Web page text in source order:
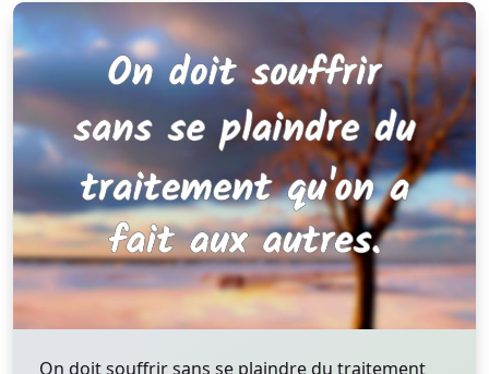
On doit souffrir sans se plaindre du traitement